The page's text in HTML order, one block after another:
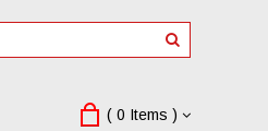
( 0 Items )